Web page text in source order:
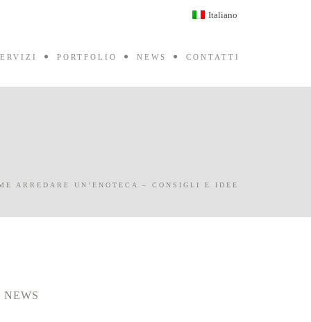
Italiano
PORTFOLIO NEWS CONTATTI
ARREDARE UN’ENOTECA – CONSIGLI E IDEE
NEWS